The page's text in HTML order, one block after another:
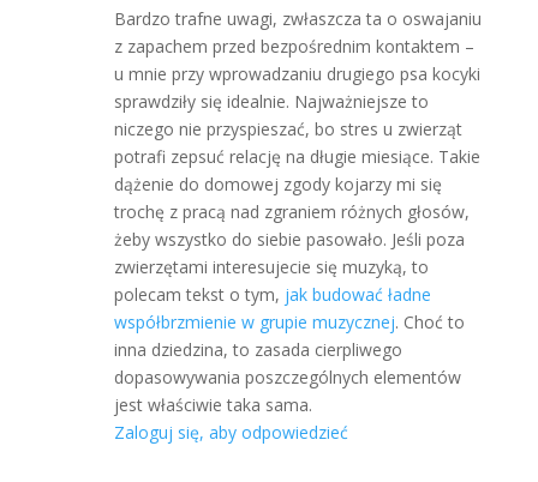
Bardzo trafne uwagi, zwłaszcza ta o oswajaniu
z zapachem przed bezpośrednim kontaktem –
u mnie przy wprowadzaniu drugiego psa kocyki
sprawdziły się idealnie. Najważniejsze to
niczego nie przyspieszać, bo stres u zwierząt
potrafi zepsuć relację na długie miesiące. Takie
dążenie do domowej zgody kojarzy mi się
trochę z pracą nad zgraniem różnych głosów,
żeby wszystko do siebie pasowało. Jeśli poza
zwierzętami interesujecie się muzyką, to
polecam tekst o tym, jak budować ładne
współbrzmienie w grupie muzycznej. Choć to
inna dziedzina, to zasada cierpliwego
dopasowywania poszczególnych elementów
jest właściwie taka sama.
Zaloguj się, aby odpowiedzieć